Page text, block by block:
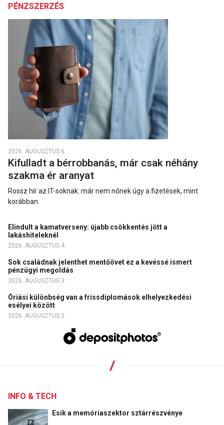
PÉNZSZERZÉS
2026. AUGUSZTUS 6.
Kifulladt a bérrobbanás, már csak néhány
szakma ér aranyat
Rossz hír az IT-soknak: már nem nőnek úgy a fizetések, mint
korábban.
Elindult a kamatverseny: újabb csökkentés jött a
lakáshiteleknél
2026. AUGUSZTUS 4.
Sok családnak jelenthet mentőövet ez a kevéssé ismert
pénzügyi megoldás
2026. AUGUSZTUS 3.
Óriási különbség van a frissdiplomások elhelyezkedési
esélyei között
2026. AUGUSZTUS 2.
INFO & TECH
Esik a memóriaszektor sztárrészvénye